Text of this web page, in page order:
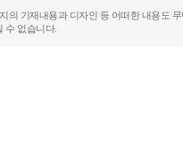
의 기재내용과 디자인 등 어떠한 내용도 무
수 없습니다.